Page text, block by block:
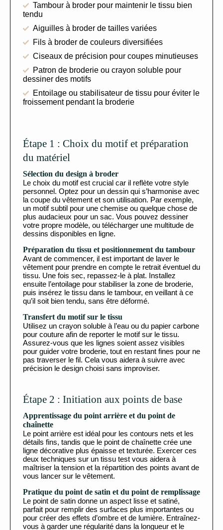
Tambour à broder pour maintenir le tissu bien
tendu
Aiguilles à broder de tailles variées
Fils à broder de couleurs diversifiées
Ciseaux de précision pour coupes minutieuses
Patron de broderie ou crayon soluble pour
dessiner des motifs
Entoilage ou stabilisateur de tissu pour éviter le
froissement pendant la broderie
Étape 1 : Choix du motif et préparation
du matériel
Sélection du design à broder
Le choix du motif est crucial car il reflète votre style
personnel. Optez pour un dessin qui s’harmonise avec
la coupe du vêtement et son utilisation. Par exemple,
un motif subtil pour une chemise ou quelque chose de
plus audacieux pour un sac. Vous pouvez dessiner
votre propre modèle, ou télécharger une multitude de
dessins disponibles en ligne.
Préparation du tissu et positionnement du tambour
Avant de commencer, il est important de laver le
vêtement pour prendre en compte le retrait éventuel du
tissu. Une fois sec, repassez-le à plat. Installez
ensuite l’entoilage pour stabiliser la zone de broderie,
puis insérez le tissu dans le tambour, en veillant à ce
qu’il soit bien tendu, sans être déformé.
Transfert du motif sur le tissu
Utilisez un crayon soluble à l’eau ou du papier carbone
pour couture afin de reporter le motif sur le tissu.
Assurez-vous que les lignes soient assez visibles
pour guider votre broderie, tout en restant fines pour ne
pas traverser le fil. Cela vous aidera à suivre avec
précision le design choisi sans improviser.
Étape 2 : Initiation aux points de base
Apprentissage du point arrière et du point de
chaînette
Le point arrière est idéal pour les contours nets et les
détails fins, tandis que le point de chaînette crée une
ligne décorative plus épaisse et texturée. Exercer ces
deux techniques sur un tissu test vous aidera à
maîtriser la tension et la répartition des points avant de
vous lancer sur le vêtement.
Pratique du point de satin et du point de remplissage
Le point de satin donne un aspect lisse et satiné,
parfait pour remplir des surfaces plus importantes ou
pour créer des effets d’ombre et de lumière. Entraînez-
vous à garder une régularité dans la longueur et le